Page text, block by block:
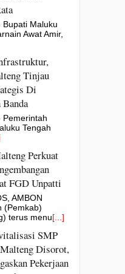
Bupati Maluku
Awat Amir,
Tinjau
Di
Pemerintah
Tengah
Perkuat
FGD Unpatti
AMBON
(Pemkab)
terus menu[...]
SMP
Disorot,
Pekerjaan